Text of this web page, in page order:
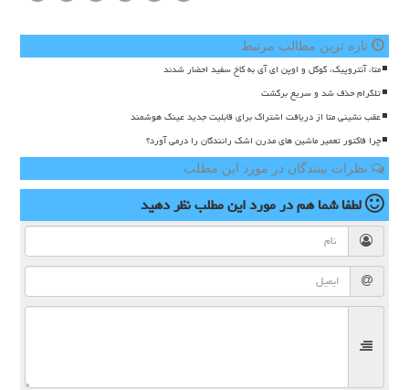
تازه ترین مطالب مرتبط
متا، آنتروپیک، گوگل و اوپن ای آی به کاخ سفید احضار شدند
تلگرام حذف شد و سریع برگشت
عقب نشینی متا از دریافت اشتراک برای قابلیت جدید عینک هوشمند
چرا فاکتور تعمیر ماشین های مدرن اشک رانندگان را درمی آورد؟
نظرات بینندگان در مورد این مطلب
لطفا شما همدر مورد این مطلبنظر دهید